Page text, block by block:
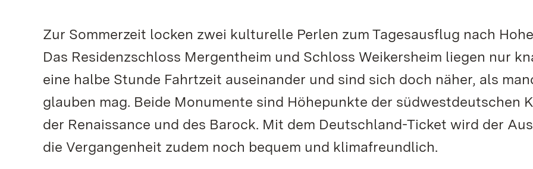
Zur Sommerzeit locken zwei kulturelle Perlen zum Tagesausflug nach
Das Residenzschloss Mergentheim und Schloss Weikersheim liegen nur
eine halbe Stunde Fahrtzeit auseinander und sind sich doch näher, als
glauben mag. Beide Monumente sind Höhepunkte der südwestdeutschen
der Renaissance und des Barock. Mit dem Deutschland-Ticket wird der
die Vergangenheit zudem noch bequem und klimafreundlich.